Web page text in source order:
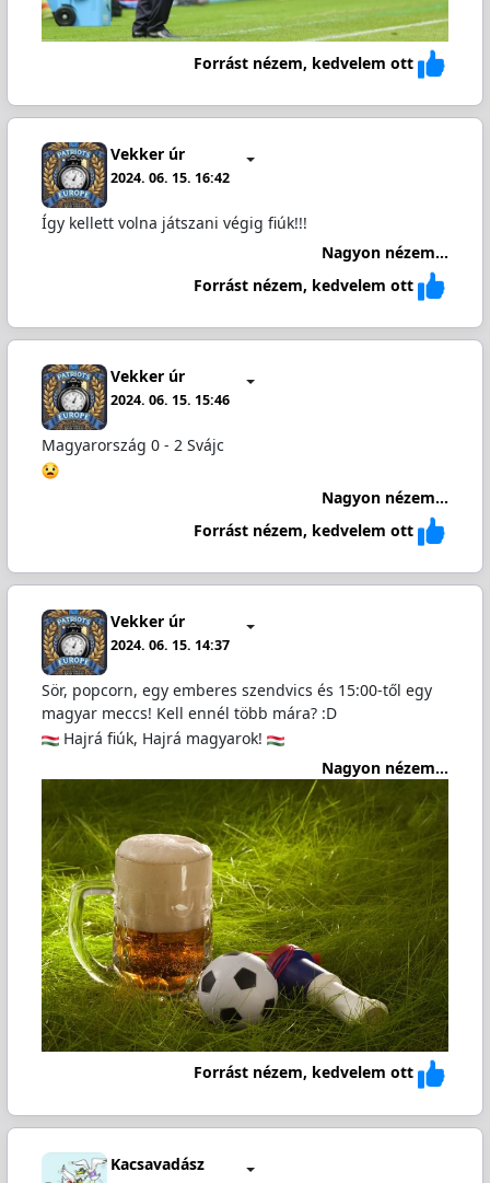
Forrást nézem, kedvelem ott
Vekker úr
2024. 06. 15. 16:42
Így kellett volna játszani végig fiúk!!!
Nagyon nézem...
Forrást nézem, kedvelem ott
Vekker úr
2024. 06. 15. 15:46
Magyarország 0 - 2 Svájc
Nagyon nézem...
Forrást nézem, kedvelem ott
Vekker úr
2024. 06. 15. 14:37
Sör, popcorn, egy emberes szendvics és 15:00-től egy
magyar meccs! Kell ennél több mára? :D
Hajrá fiúk, Hajrá magyarok!
Nagyon nézem...
Forrást nézem, kedvelem ott
Kacsavadász